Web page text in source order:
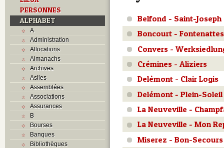
PERSONNES
ALPHABET
A
Administration
Allocations
Almanachs
Archives
Asiles
Assemblées
Associations
Assurances
B
Bourses
Banques
Bibliothèques
Belfond - Saint-Joseph
Boncourt - Fontenattes
Convers -
Crémines - Aliziers
Delémont - Clair Logis
Delémont - Plein-Soleil
La Neuveville -
La Neuveville - Mon
Miserez - Bon-Secours